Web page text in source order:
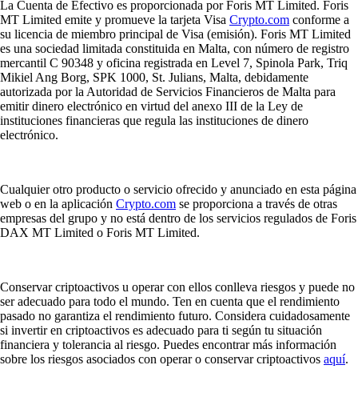
La Cuenta de Efectivo es proporcionada por Foris MT Limited. Foris
MT Limited emite y promueve la tarjeta Visa Crypto.com conforme a
su licencia de miembro principal de Visa (emisión). Foris MT Limited
es una sociedad limitada constituida en Malta, con número de registro
mercantil C 90348 y oficina registrada en Level 7, Spinola Park, Triq
Mikiel Ang Borg, SPK 1000, St. Julians, Malta, debidamente
autorizada por la Autoridad de Servicios Financieros de Malta para
emitir dinero electrónico en virtud del anexo III de la Ley de
instituciones financieras que regula las instituciones de dinero
electrónico.
Cualquier otro producto o servicio ofrecido y anunciado en esta página
web o en la aplicación Crypto.com se proporciona a través de otras
empresas del grupo y no está dentro de los servicios regulados de Foris
DAX MT Limited o Foris MT Limited.
Conservar criptoactivos u operar con ellos conlleva riesgos y puede no
ser adecuado para todo el mundo. Ten en cuenta que el rendimiento
pasado no garantiza el rendimiento futuro. Considera cuidadosamente
si invertir en criptoactivos es adecuado para ti según tu situación
financiera y tolerancia al riesgo. Puedes encontrar más información
sobre los riesgos asociados con operar o conservar criptoactivos aquí.